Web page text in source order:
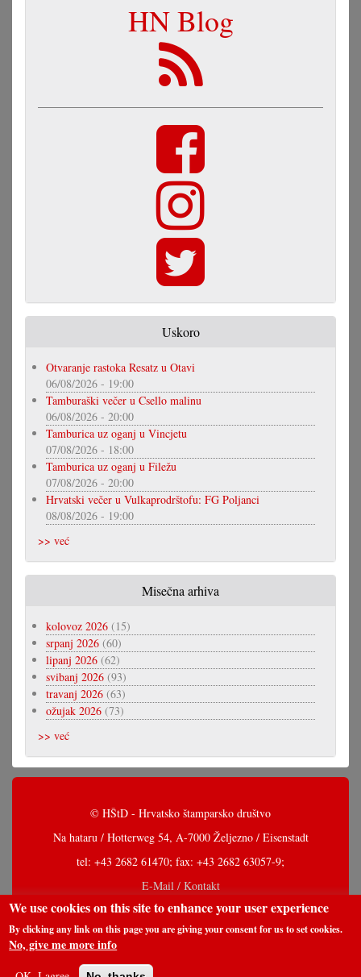
HN Blog
Uskoro
Otvaranje rastoka Resatz u Otavi
06/08/2026 - 19:00
Tamburaški večer u Csello malinu
06/08/2026 - 20:00
Tamburica uz oganj u Vincjetu
07/08/2026 - 18:00
Tamburica uz oganj u Filežu
07/08/2026 - 20:00
Hrvatski večer u Vulkaprodrštofu: FG Poljanci
08/08/2026 - 19:00
>> već
Misečna arhiva
kolovoz 2026 (15)
srpanj 2026 (60)
lipanj 2026 (62)
svibanj 2026 (93)
travanj 2026 (63)
ožujak 2026 (73)
>> već
© HŠtD - Hrvatsko štamparsko društvo
Na hataru / Hotterweg 54, A-7000 Željezno / Eisenstadt
tel: +43 2682 61470; fax: +43 2682 63057-9;
E-Mail / Kontakt
We use cookies on this site to enhance your user experience
By clicking any link on this page you are giving your consent for us to set cookies.
No, give me more info